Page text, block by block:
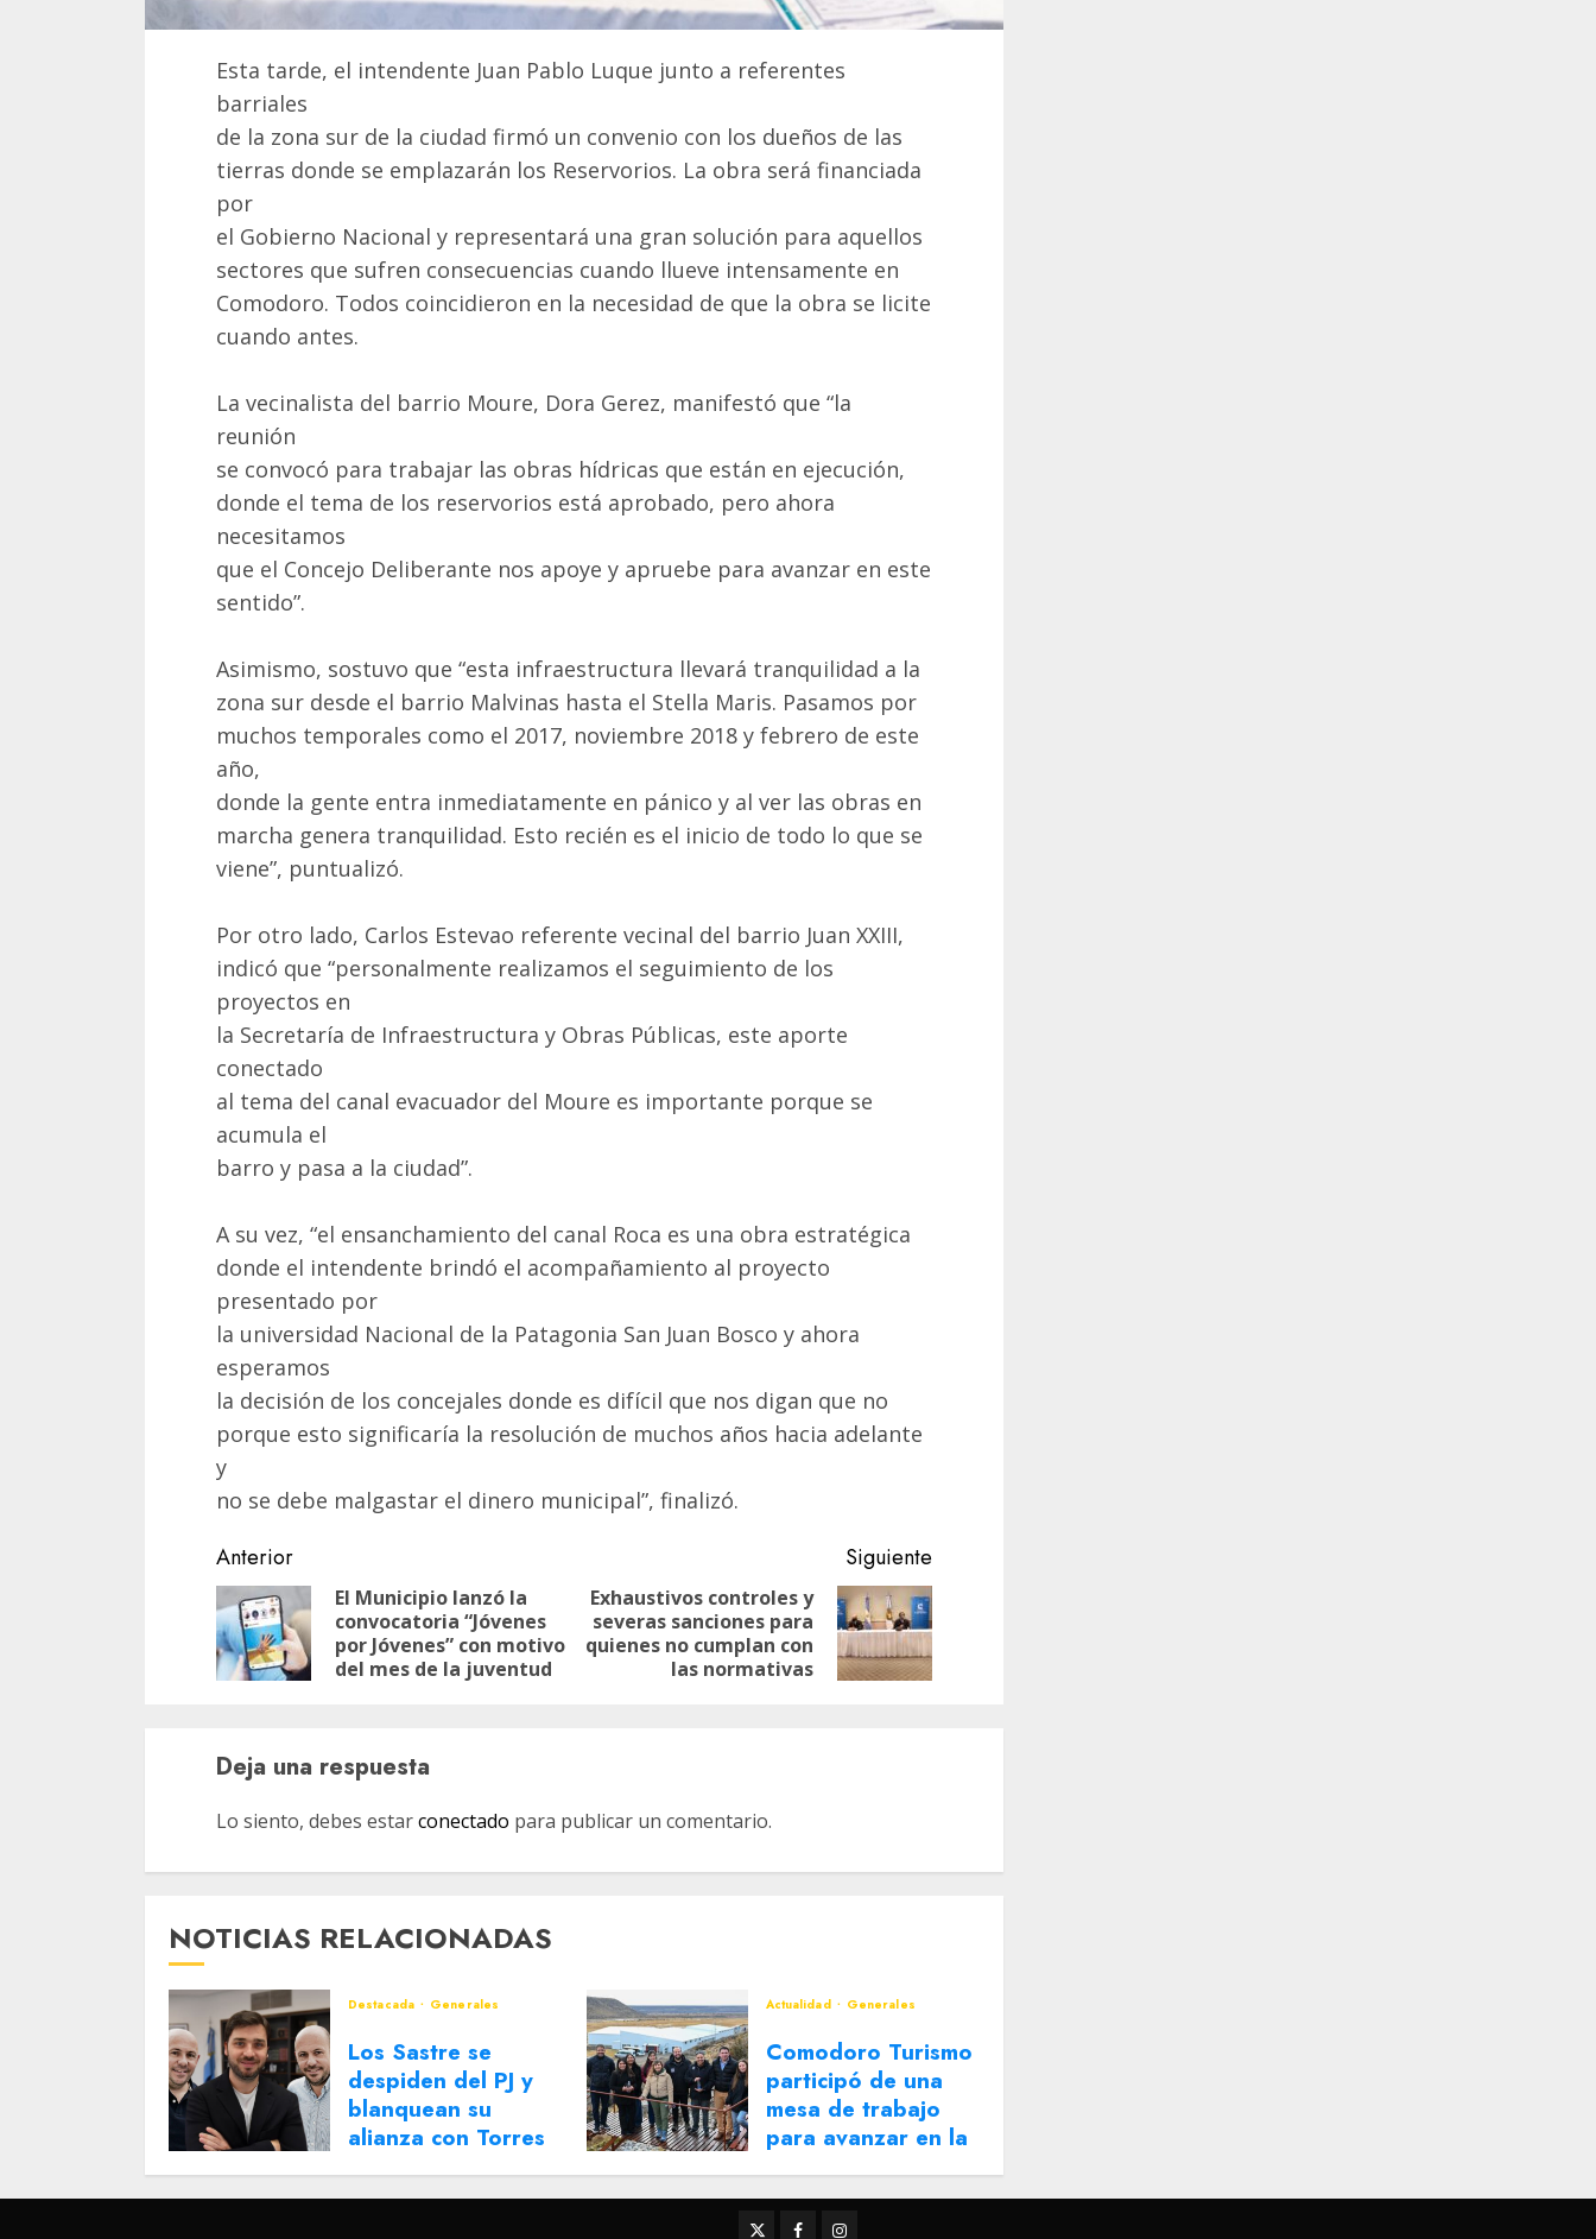
Esta tarde, el intendente Juan Pablo Luque junto a referentes
barriales
de la zona sur de la ciudad firmó un convenio con los dueños de las
tierras donde se emplazarán los Reservorios. La obra será financiada
por
el Gobierno Nacional y representará una gran solución para aquellos
sectores que sufren consecuencias cuando llueve intensamente en
Comodoro. Todos coincidieron en la necesidad de que la obra se licite
cuando antes.
La vecinalista del barrio Moure, Dora Gerez, manifestó que “la
reunión
se convocó para trabajar las obras hídricas que están en ejecución,
donde el tema de los reservorios está aprobado, pero ahora
necesitamos
que el Concejo Deliberante nos apoye y apruebe para avanzar en este
sentido”.
Asimismo, sostuvo que “esta infraestructura llevará tranquilidad a la
zona sur desde el barrio Malvinas hasta el Stella Maris. Pasamos por
muchos temporales como el 2017, noviembre 2018 y febrero de este
año,
donde la gente entra inmediatamente en pánico y al ver las obras en
marcha genera tranquilidad. Esto recién es el inicio de todo lo que se
viene”, puntualizó.
Por otro lado, Carlos Estevao referente vecinal del barrio Juan XXIII,
indicó que “personalmente realizamos el seguimiento de los
proyectos en
la Secretaría de Infraestructura y Obras Públicas, este aporte
conectado
al tema del canal evacuador del Moure es importante porque se
acumula el
barro y pasa a la ciudad”.
A su vez, “el ensanchamiento del canal Roca es una obra estratégica
donde el intendente brindó el acompañamiento al proyecto
presentado por
la universidad Nacional de la Patagonia San Juan Bosco y ahora
esperamos
la decisión de los concejales donde es difícil que nos digan que no
porque esto significaría la resolución de muchos años hacia adelante
y
no se debe malgastar el dinero municipal”, finalizó.
Navegación
de
entradas
Anterior
Entrada
anterior:
El Municipio lanzó la
convocatoria “Jóvenes
por Jóvenes” con motivo
del mes de la juventud
Siguiente
Siguiente
entrada:
Exhaustivos controles y
severas sanciones para
quienes no cumplan con
las normativas
Deja una respuesta
Lo siento, debes estarconectado para publicar un comentario.
NOTICIAS RELACIONADAS
Destacada Generales
Los Sastre se
despiden del PJ y
blanquean su
alianza con Torres
Actualidad Generales
Comodoro Turismo
participó de una
mesa de trabajo
para avanzar en la
reactivación del
Corredor Turístico
Integrado
TwitterFacebookInstagram